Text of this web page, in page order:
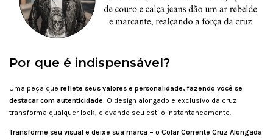
Por que é indispensável?
Uma peça que reflete seus valores e personalidade, fazendo você se
destacar com autenticidade. O design alongado e exclusivo da cruz
transforma qualquer look, elevando seu estilo instantaneamente.
Transforme seu visual e deixe sua marca – o Colar Corrente Cruz Alongada